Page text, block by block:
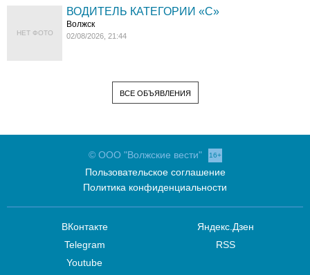
НЕТ ФОТО
ВОДИТЕЛЬ КАТЕГОРИИ «C»
Волжск
02/08/2026, 21:44
ВСЕ ОБЪЯВЛЕНИЯ
© ООО "Волжские вести" 16+
Пользовательское соглашение
Политика конфиденциальности
ВКонтакте
Telegram
Youtube
Яндекс.Дзен
RSS